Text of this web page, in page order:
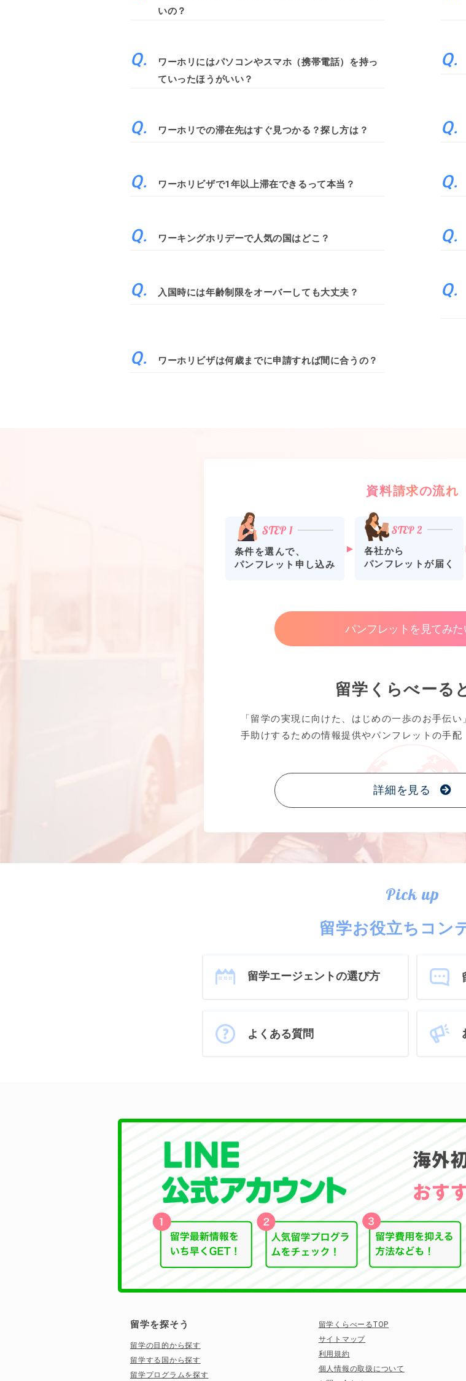
いの？
ワーホリにはパソコンやスマホ（携帯電話）を持っ
ていったほうがいい？
ワーホリでの滞在先はすぐ見つかる？探し方は？
ワーホリビザで1年以上滞在できるって本当？
ワーキングホリデーで人気の国はどこ？
入国時には年齢制限をオーバーしても大丈夫？
ワーホリビザは何歳までに申請すれば間に合うの？
資料請求の流れ
条件を選んで、
パンフレット申し込み
各社から
パンフレットが届く
パンフレットを見てみた
留学くらべーる
「留学の実現に向けた、はじめの一歩のお手伝
手助けするための情報提供やパンフレットの手配
詳細を見る
Pick up
留学お役立ちコン
留学エージェントの選び方
よくある質問
留学を探そう
留学の目的から探す
留学する国から探す
留学プログラムを探す
留学くらべーるTOP
サイトマップ
利用規約
個人情報の取扱について